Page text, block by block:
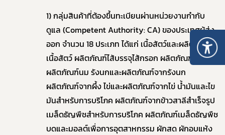
1) กลุ่มสินค้าที่ต้องขึ้นทะเบียนผ่านหน่วยงานกำกับ
ดูแล (Competent Authority: CA) ของประเทศผู้ส่ง
ออก จำนวน 18 ประเภท ได้แก่ เนื้อสัตว์และผลิตภัณฑ์
เนื้อสัตว์ ผลิตภัณฑ์ไส้บรรจุไส้กรอก ผลิตภัณฑ์สัตว์น้ำ
ผลิตภัณฑ์นม รังนกและผลิตภัณฑ์จากรังนก
ผลิตภัณฑ์จากผึ้ง ไข่และผลิตภัณฑ์จากไข่ น้ำมันและไข
มันสำหรับการบริโภค ผลิตภัณฑ์จากข้าวสาลีสำเร็จรูป
เมล็ดธัญพืชสำหรับการบริโภค ผลิตภัณฑ์เมล็ดธัญพืช
บดและมอลต์เพื่อการอุตสาหกรรม ผักสด ผักอบแห้ง